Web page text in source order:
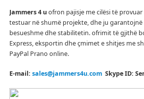
Jammers 4 uofron pajisje me cilësi të
testuar në shumë projekte, dhe ju
besueshme dhe stabilitetin.ofrimit të gjithë
Express, eksportin dhe çmimet e shitjes me
PayPal Prano online.
E-mail: sales@jammers4u.com Skype ID: